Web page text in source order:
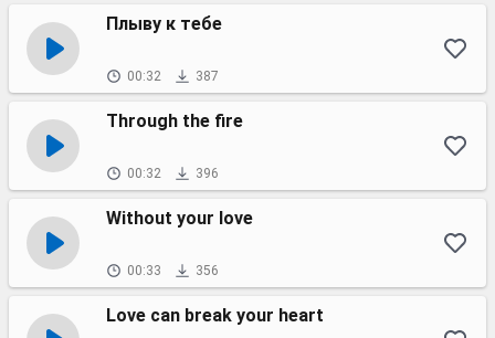
Плыву к тебе
00:32 387
Through the fire
00:32 396
Without your love
00:33 356
Love can break your heart